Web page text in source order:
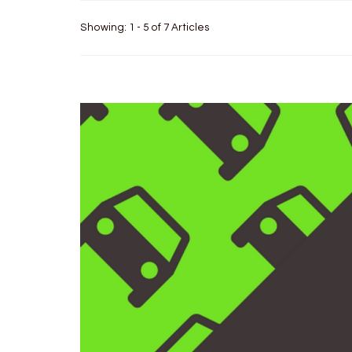
Showing: 1 - 5 of 7 Articles